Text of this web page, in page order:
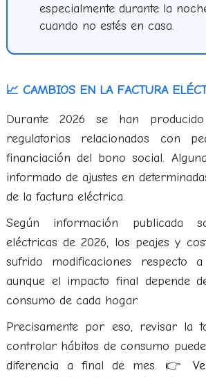
especialmente durante la
cuando no estés en casa.
📈 CAMBIOS EN LA FACTURA
Durante 2026 se han
regulatorios relacionados con
financiación del bono social.
informado de ajustes en
de la factura eléctrica.
Según información publicada
eléctricas de 2026, los peajes y
sufrido modificaciones respecto
aunque el impacto final depende
consumo de cada hogar.
Precisamente por eso, revisar la
controlar hábitos de consumo
diferencia a final de mes. 👉